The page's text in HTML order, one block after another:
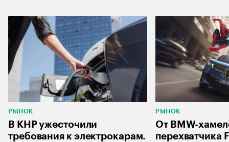
РЫНОК
В КНР ужесточили
требования к электрокарам.
РЫНОК
От BMW-
перехватчика